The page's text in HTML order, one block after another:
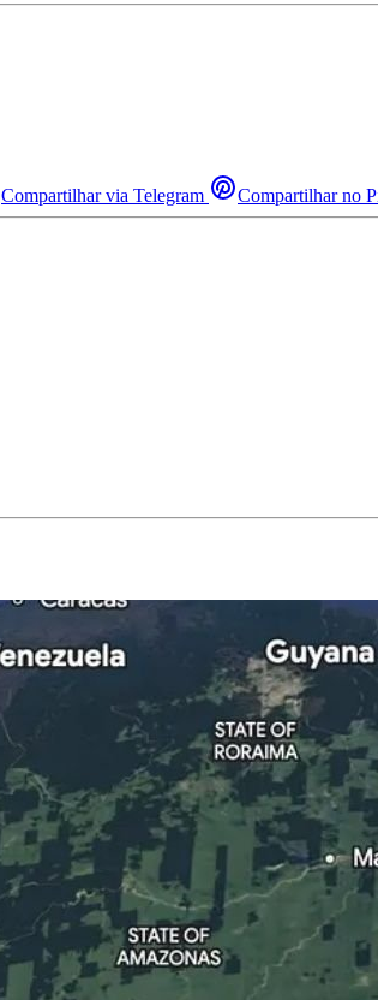
Compartilhar via Telegram Compartilhar no